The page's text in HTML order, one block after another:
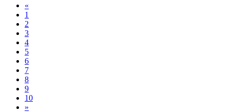
«
1
2
3
4
5
6
7
8
9
10
»